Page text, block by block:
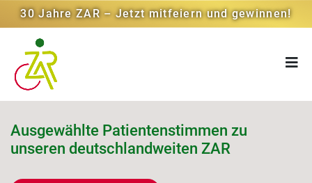
30 Jahre ZAR – Jetzt mitfeiern und gewinnen!
Ausgewählte Patientenstimmen zu
unseren deutschlandweiten ZAR